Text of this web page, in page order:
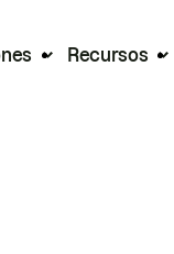
Recursos